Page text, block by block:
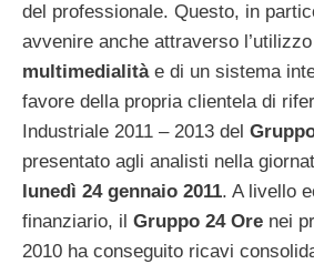
del professionale. Questo, in
avvenire anche attraverso
multimedialitàe di un sistema
favore della propria clientela di
Industriale 2011 – 2013 del
presentato agli analisti nella
lunedì 24 gennaio 2011. A livello
finanziario, il Gruppo 24 Ore nei
2010 ha conseguito ricavi